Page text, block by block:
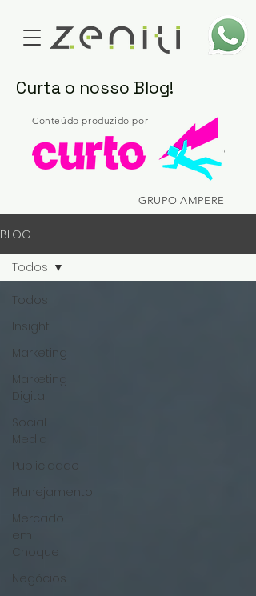
Curta o nosso Blog!
Conteúdo produzido por
GRUPO AMPERE
BLOG
Todos
Insight
Marketing
Marketing
Digital
Social
Media
Publicidade
Planejamento
Mercado
em
Choque
Negócios
Todos